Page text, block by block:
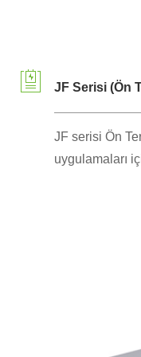
JF Serisi (Ön
JF serisi Ön
uygulamaları